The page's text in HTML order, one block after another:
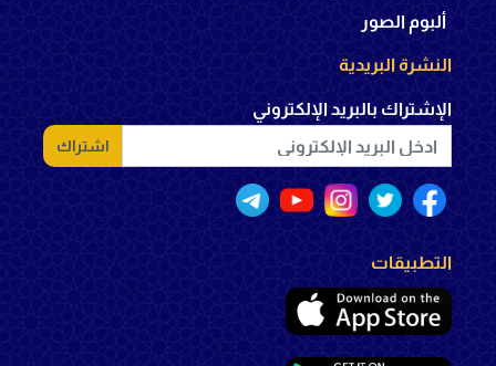
ألبوم الصور
النشرة البريدية
الإشتراك بالبريد الإلكتروني
اشتراك
التطبيقات